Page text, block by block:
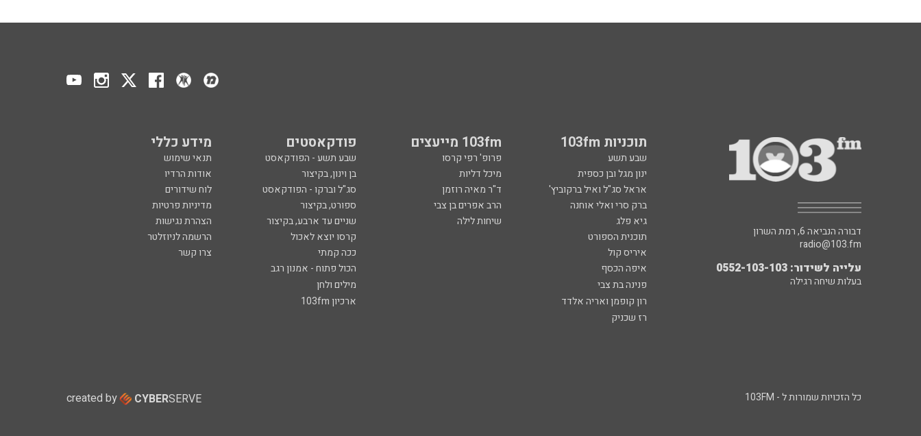
תוכניות 103fm 103fm מייעצים פודקאסטים מידע כללי
שבע תשע פרופ' רפי קרסו שבע תשע - הפודקאסט
תנאי שימוש
ינון מגל ובן כספית
מיכל דליות בן וינון, בקיצור
אודות הרדיו
אראל סג"ל ואיל ברקוביץ'
ד"ר מאיה רוזמן סג"ל וברקו - הפודקאסט
לוח שידורים
ברק סרי ואלי אוחנה
הרב אפרים בן צבי ספורט, בקיצור
מדיניות פרטיות
גיא פלג
שיחות לילה שניים עד ארבע, בקיצור
הצהרת נגישות
תוכנית הספורט
קרסו יוצא לאכול
הרשמה לניוזלטר
איריס קול
ככה קמתי
צרו קשר
איפה הכסף
הכול פתוח - אמנון רגב
פנינה בת צבי
מילים ולחן
רון קופמן ואריה אלדד
ארכיון 103fm
רז שכניק
דבורה הנביאה 6, רמת השרון
radio@103.fm
עלייה לשידור: 0552-103-103
בעלות שיחה רגילה
כל הזכויות שמורות ל - 103FM created by CYBERSERVE